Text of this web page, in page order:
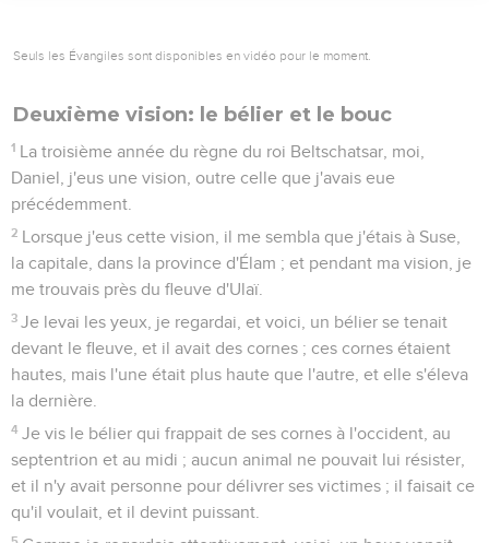
Seuls les Évangiles sont disponibles en vidéo pour le moment.
Deuxième vision: le bélier et le bouc
1 La troisième année du règne du roi Beltschatsar, moi,
Daniel, j'eus une vision, outre celle que j'avais eue
précédemment.
2 Lorsque j'eus cette vision, il me sembla que j'étais à Suse,
la capitale, dans la province d'Élam ; et pendant ma vision, je
me trouvais près du fleuve d'Ulaï.
3 Je levai les yeux, je regardai, et voici, un bélier se tenait
devant le fleuve, et il avait des cornes ; ces cornes étaient
hautes, mais l'une était plus haute que l'autre, et elle s'éleva
la dernière.
4 Je vis le bélier qui frappait de ses cornes à l'occident, au
septentrion et au midi ; aucun animal ne pouvait lui résister,
et il n'y avait personne pour délivrer ses victimes ; il faisait ce
qu'il voulait, et il devint puissant.
5